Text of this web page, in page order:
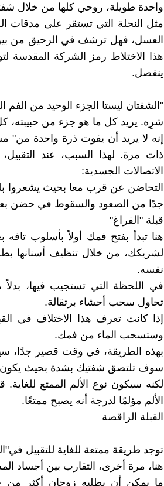
واحدة طويلة، روحي كلها من خلال
مثل النحلة التي تستقر على
العسل، فهل ترشف في الرحيق من
هذا الاختلاط رمز الشركة المقدسة
ينفصل.
"الشفتان ليستا الجزء الوحيد من
شرِه. يريد كل ما هو جزء من حبيبته،
إنه لا يريد أن يفوت ذرة واحدة من"
ذات مرة. لهذا السبب، عند
الاتصالات الجسدية:
التحاضن عن قرب معا بحيث يشعروا
جدًا من الصعود والسقوط في حضن
قبلة "الفراغ"
هنا تبدأ بفتح فمك أولاً بأسلوب
لشريكك، من خلال تنظيف أسنانها
نفسه.
في اللحظة التي تستجيب فيها،
تحاول سحب أحشاء برتقالة.
إذا كانت تعرف هذا الاختلاف في
وستسحب الماء من فمك.
بهذه الطريقة، في وقت قصير جدًا،
سوف تلتصق شفتيك بشدة بحيث يكون
لكنه سيكون نوع الألم الممتع
الألم مؤلمًا لدرجة أنه يصبح ممتعًا.
القبلة الراقصة
توجد طريقة ممتعة للغاية للتقبيل
هنا، مرة أخرى، التقارب بين أجساد
ما يمكن أن يطلبه زوجان أكثر